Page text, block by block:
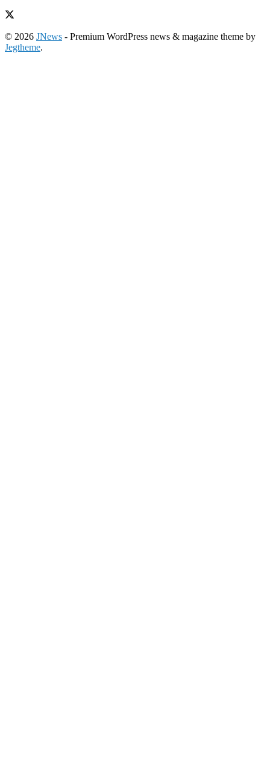
© 2026 JNews - Premium WordPress news & magazine theme by
Jegtheme.